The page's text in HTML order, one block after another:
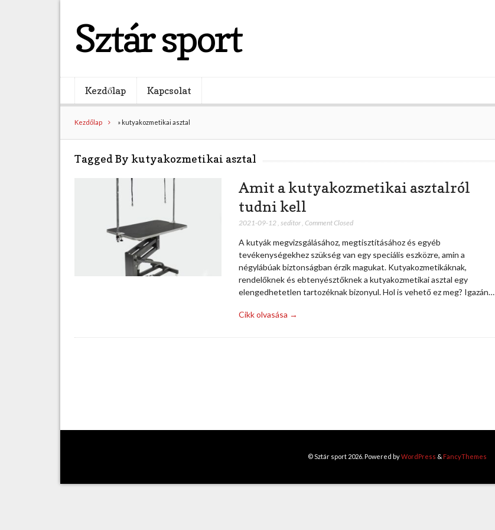
Sztár sport
Kezdőlap Kapcsolat
Kezdőlap » kutyakozmetikai asztal
Tagged By kutyakozmetikai asztal
Amit a kutyakozmetikai asztalról
tudni kell
2021-09-12, seditor, Comment Closed
A kutyák megvizsgálásához, megtisztításához és egyéb
tevékenységekhez szükség van egy speciális eszközre, amin a
négylábúak biztonságban érzik magukat. Kutyakozmetikáknak,
rendelőknek és ebtenyésztőknek a kutyakozmetikai asztal egy
elengedhetetlen tartozéknak bizonyul. Hol is vehető ez meg? Igazán…
Cikk olvasása →
© Sztár sport 2026. Powered byWordPress & FancyThemes